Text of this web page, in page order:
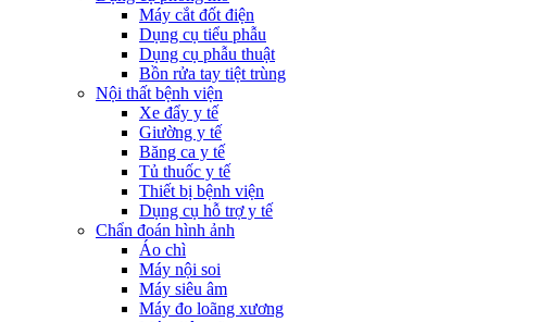
Máy cắt đốt điện
Dụng cụ tiểu phẫu
Dụng cụ phẫu thuật
Bồn rửa tay tiệt trùng
Nội thất bệnh viện
Xe đẩy y tế
Giường y tế
Băng ca y tế
Tủ thuốc y tế
Thiết bị bệnh viện
Dụng cụ hỗ trợ y tế
Chẩn đoán hình ảnh
Áo chì
Máy nội soi
Máy siêu âm
Máy đo loãng xương